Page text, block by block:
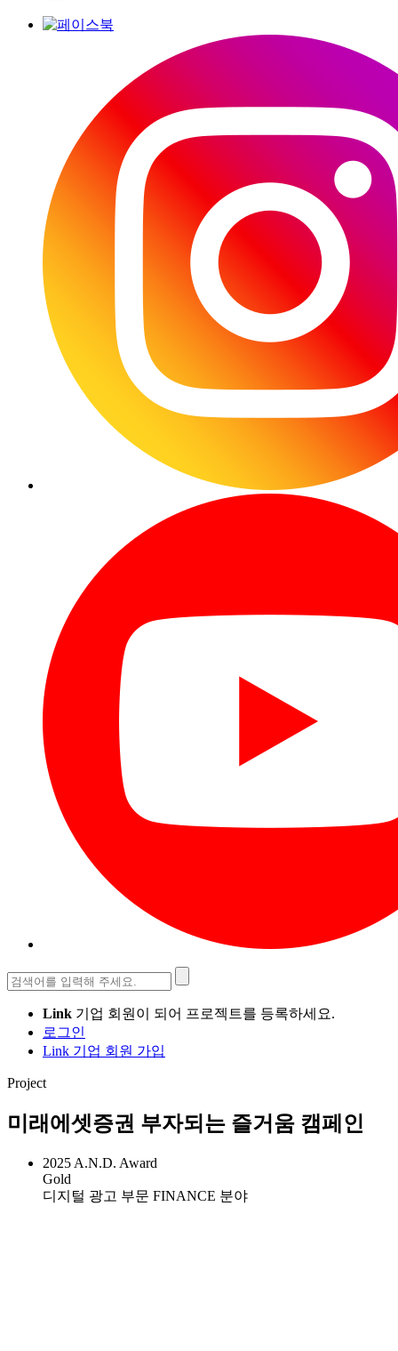
검
색:
Link 기업 회원이 되어 프로젝트를 등록하세요.
로그인
Link 기업 회원 가입
Project
미래에셋증권 부자되는 즐거움 캠페인
2025 A.N.D. Award
Gold
디지털 광고 부문 FINANCE 분야